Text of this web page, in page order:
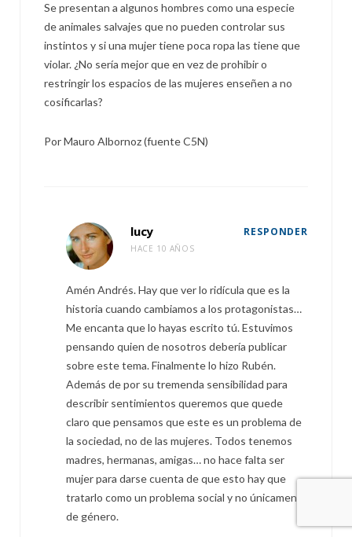
Se presentan a algunos hombres como una especie
de animales salvajes que no pueden controlar sus
instintos y si una mujer tiene poca ropa las tiene que
violar. ¿No sería mejor que en vez de prohibir o
restringir los espacios de las mujeres enseñen a no
cosificarlas?
Por Mauro Albornoz (fuente C5N)
lucy
HACE 10 AÑOS
RESPONDER
Amén Andrés. Hay que ver lo ridícula que es la
historia cuando cambiamos a los protagonistas…
Me encanta que lo hayas escrito tú. Estuvimos
pensando quien de nosotros debería publicar
sobre este tema. Finalmente lo hizo Rubén.
Además de por su tremenda sensibilidad para
describir sentimientos queremos que quede
claro que pensamos que este es un problema de
la sociedad, no de las mujeres. Todos tenemos
madres, hermanas, amigas… no hace falta ser
mujer para darse cuenta de que esto hay que
tratarlo como un problema social y no únicamente
de género.